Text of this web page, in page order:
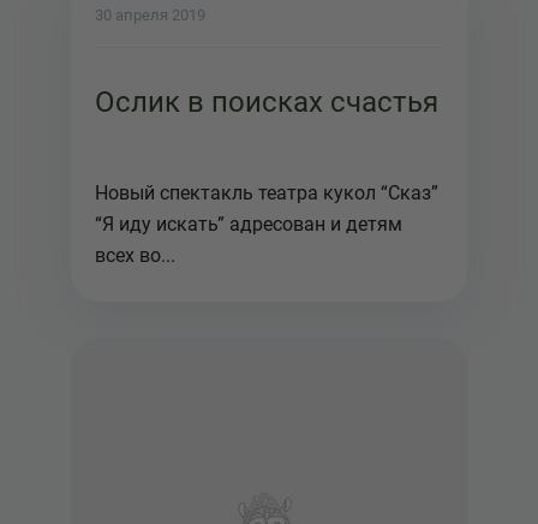
30 апреля 2019
Ослик в поисках счастья
Новый спектакль театра кукол “Сказ”
“Я иду искать” адресован и детям
всех во...